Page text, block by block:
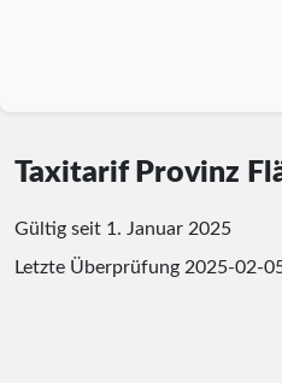
Taxitarif Provinz
Gültig seit 1. Januar 2025
Letzte Überprüfung 2025-02-